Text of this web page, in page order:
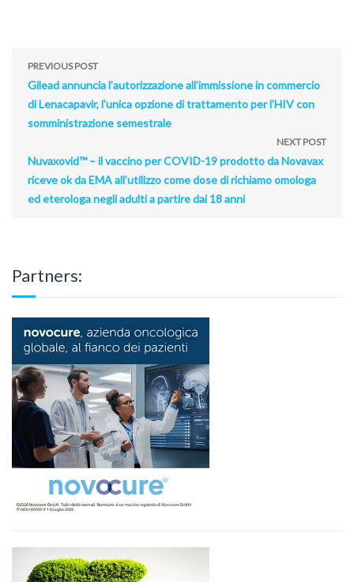
PREVIOUS POST
Gilead annuncia l’autorizzazione all’immissione in commercio
di Lenacapavir, l’unica opzione di trattamento per l’HIV con
somministrazione semestrale
NEXT POST
Nuvaxovid™ – il vaccino per COVID-19 prodotto da Novavax
riceve ok da EMA all’utilizzo come dose di richiamo omologa
ed eterologa negli adulti a partire dai 18 anni
Partners: